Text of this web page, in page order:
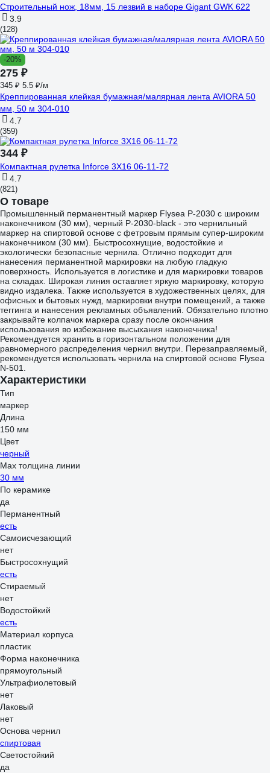
Строительный нож, 18мм, 15 лезвий в наборе Gigant GWK 622
3.9
(128)
-20%
275 ₽
345 ₽ 5.5 ₽/м
Креппированная клейкая бумажная/малярная лента AVIORA 50
мм, 50 м 304-010
4.7
(359)
344 ₽
Компактная рулетка Inforce 3Х16 06-11-72
4.7
(821)
О товаре
Промышленный перманентный маркер Flysea P-2030 с широким
наконечником (30 мм), черный P-2030-black - это чернильный
маркер на спиртовой основе с фетровым прямым супер-широким
наконечником (30 мм). Быстросохнущие, водостойкие и
экологически безопасные чернила. Отлично подходит для
нанесения перманентной маркировки на любую гладкую
поверхность. Используется в логистике и для маркировки товаров
на складах. Широкая линия оставляет яркую маркировку, которую
видно издалека. Также используется в художественных целях, для
офисных и бытовых нужд, маркировки внутри помещений, а также
теггинга и нанесения рекламных объявлений. Обязательно плотно
закрывайте колпачок маркера сразу после окончания
использования во избежание высыхания наконечника!
Рекомендуется хранить в горизонтальном положении для
равномерного распределения чернил внутри. Перезаправляемый,
рекомендуется использовать чернила на спиртовой основе Flysea
N-501.
Характеристики
Тип
маркер
Длина
150 мм
Цвет
черный
Мах толщина линии
30 мм
По керамике
да
Перманентный
есть
Самоисчезающий
нет
Быстросохнущий
есть
Стираемый
нет
Водостойкий
есть
Материал корпуса
пластик
Форма наконечника
прямоугольный
Ультрафиолетовый
нет
Лаковый
нет
Основа чернил
спиртовая
Светостойкий
да